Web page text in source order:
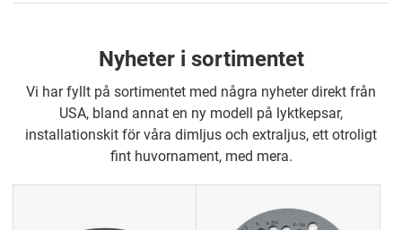
Nyheter i sortimentet
Vi har fyllt på sortimentet med några nyheter direkt från
USA, bland annat en ny modell på lyktkepsar,
installationskit för våra dimljus och extraljus, ett otroligt
fint huvornament, med mera.